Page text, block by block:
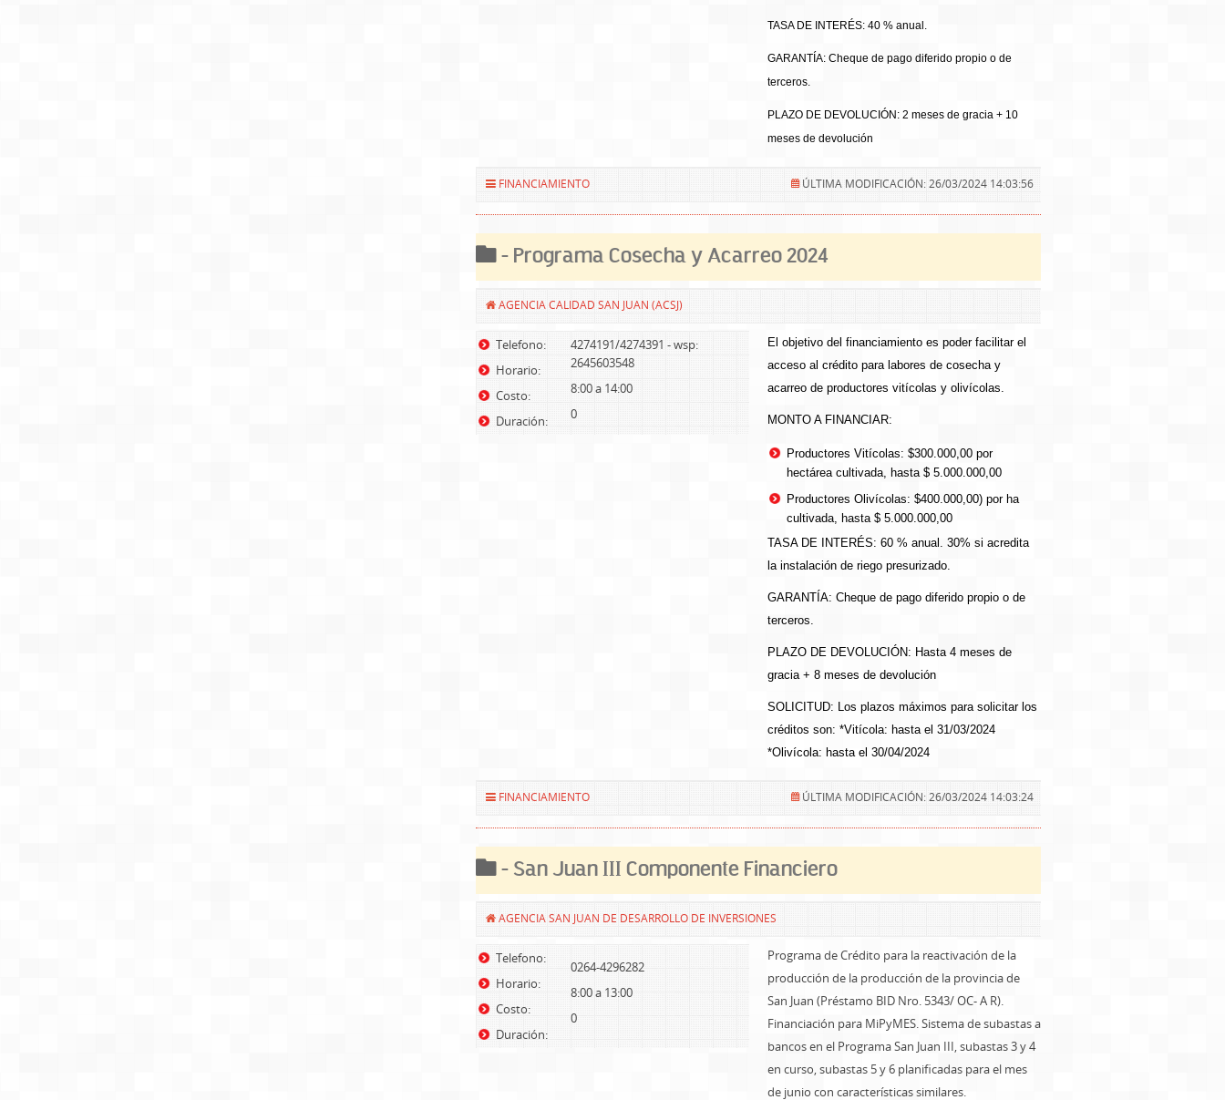
TASA DE INTERÉS: 40 % anual.
GARANTÍA: Cheque de pago diferido propio o de
terceros.
PLAZO DE DEVOLUCIÓN: 2 meses de gracia + 10
meses de devolución
FINANCIAMIENTO ÚLTIMA MODIFICACIÓN: 26/03/2024 14:03:56
- Programa Cosecha y Acarreo 2024
AGENCIA CALIDAD SAN JUAN (ACSJ)
Telefono:
Horario:
Costo:
Duración:
4274191/4274391 - wsp:
2645603548
8:00 a 14:00
0
El objetivo del financiamiento es poder facilitar el
acceso al crédito para labores de cosecha y
acarreo de productores vitícolas y olivícolas.
MONTO A FINANCIAR:
Productores Vitícolas: $300.000,00 por
hectárea cultivada, hasta $ 5.000.000,00
Productores Olivícolas: $400.000,00) por ha
cultivada, hasta $ 5.000.000,00
​TASA DE INTERÉS: 60 % anual. 30% si acredita
la instalación de riego presurizado.
GARANTÍA: Cheque de pago diferido propio o de
terceros.
PLAZO DE DEVOLUCIÓN: Hasta 4 meses de
gracia + 8 meses de devolución
SOLICITUD: Los plazos máximos para solicitar los
créditos son: *Vitícola: hasta el 31/03/2024
*Olivícola: hasta el 30/04/2024
FINANCIAMIENTO ÚLTIMA MODIFICACIÓN: 26/03/2024 14:03:24
- San Juan III Componente Financiero
AGENCIA SAN JUAN DE DESARROLLO DE INVERSIONES
Telefono:
Horario:
Costo:
Duración:
0264-4296282
8:00 a 13:00
0
Programa de Crédito para la reactivación de la
producción de la producción de la provincia de
San Juan (Préstamo BID Nro. 5343/ OC- A R).
Financiación para MiPyMES. Sistema de subastas a
bancos en el Programa San Juan III, subastas 3 y 4
en curso, subastas 5 y 6 planificadas para el mes
de junio con características similares.